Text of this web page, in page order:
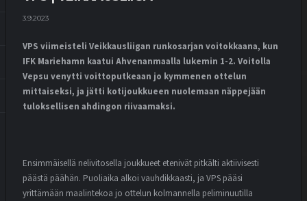
3.9.2023
VPS viimeisteli Veikkausliigan runkosarjan voitokkaana, kun
IFK Mariehamn kaatui Ahvenanmaalla lukemin 1-2. Voitolla
Vepsu venytti voittoputkeaan jo kymmenen ottelun
mittaiseksi, ja jätti kotijoukkueen nuolemaan näppejään
tuloksellisen ahdingon riivaamaksi.
Ensimmäisellä nelivitosella joukkueet etenivät pitkälti aktiivisesti
päästä päähän. Puoliaika alkoi vauhdikkaasti, ja VPS pääsi
yrittämään maalintekoa jo ottelun kolmannella peliminuutilla